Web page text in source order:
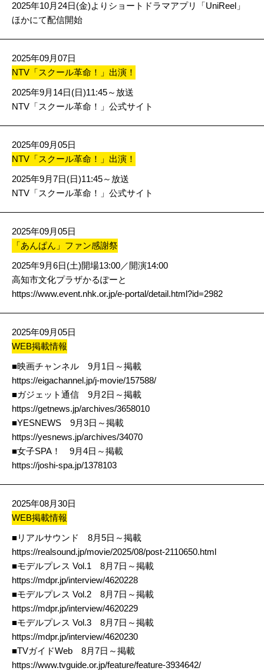
2025年10月24日(金)よりショートドラマアプリ「UniReel」
ほかにて配信開始
2025年09月07日
NTV「スクール革命！」出演！
2025年9月14日(日)11:45～放送
NTV「スクール革命！」公式サイト
2025年09月05日
NTV「スクール革命！」出演！
2025年9月7日(日)11:45～放送
NTV「スクール革命！」公式サイト
2025年09月05日
「あんぱん」ファン感謝祭
2025年9月6日(土)開場13:00／開演14:00
高知市文化プラザかるぽーと
https://www.event.nhk.or.jp/e-portal/detail.html?id=2982
2025年09月05日
WEB掲載情報
■映画チャンネル 9月1日～掲載
https://eigachannel.jp/j-movie/157588/
■ガジェット通信 9月2日～掲載
https://getnews.jp/archives/3658010
■YESNEWS 9月3日～掲載
https://yesnews.jp/archives/34070
■女子SPA！ 9月4日～掲載
https://joshi-spa.jp/1378103
2025年08月30日
WEB掲載情報
■リアルサウンド 8月5日～掲載
https://realsound.jp/movie/2025/08/post-2110650.html
■モデルプレス Vol.1 8月7日～掲載
https://mdpr.jp/interview/4620228
■モデルプレス Vol.2 8月7日～掲載
https://mdpr.jp/interview/4620229
■モデルプレス Vol.3 8月7日～掲載
https://mdpr.jp/interview/4620230
■TVガイドWeb 8月7日～掲載
https://www.tvguide.or.jp/feature/feature-3934642/